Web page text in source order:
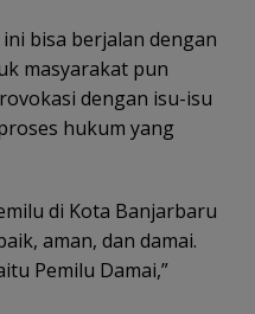
bisa berjalan dengan
masyarakat pun
dengan isu-isu
hukum yang
di Kota Banjarbaru
aman, dan damai.
Pemilu Damai,”